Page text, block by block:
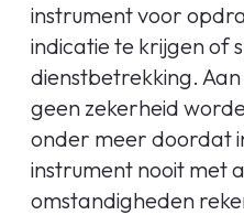
instrument voor
indicatie te krijgen of
dienstbetrekking.
geen zekerheid
onder meer doordat
instrument nooit met
omstandigheden